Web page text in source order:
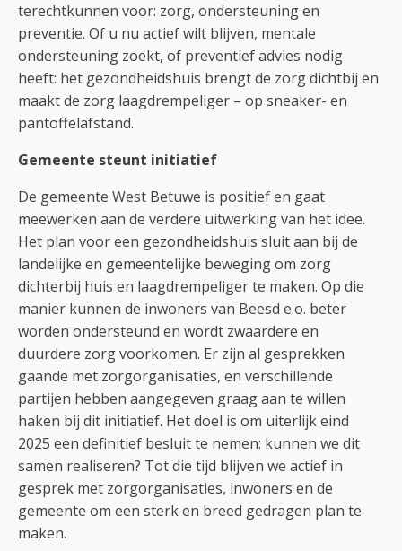
terechtkunnen voor: zorg, ondersteuning en
preventie. Of u nu actief wilt blijven, mentale
ondersteuning zoekt, of preventief advies nodig
heeft: het gezondheidshuis brengt de zorg dichtbij en
maakt de zorg laagdrempeliger – op sneaker- en
pantoffelafstand.
Gemeente steunt initiatief
De gemeente West Betuwe is positief en gaat
meewerken aan de verdere uitwerking van het idee.
Het plan voor een gezondheidshuis sluit aan bij de
landelijke en gemeentelijke beweging om zorg
dichterbij huis en laagdrempeliger te maken. Op die
manier kunnen de inwoners van Beesd e.o. beter
worden ondersteund en wordt zwaardere en
duurdere zorg voorkomen. Er zijn al gesprekken
gaande met zorgorganisaties, en verschillende
partijen hebben aangegeven graag aan te willen
haken bij dit initiatief. Het doel is om uiterlijk eind
2025 een definitief besluit te nemen: kunnen we dit
samen realiseren? Tot die tijd blijven we actief in
gesprek met zorgorganisaties, inwoners en de
gemeente om een sterk en breed gedragen plan te
maken.